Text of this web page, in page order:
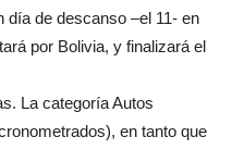
día de descanso –el 11- en
por Bolivia, y finalizará el
La categoría Autos
en tanto que